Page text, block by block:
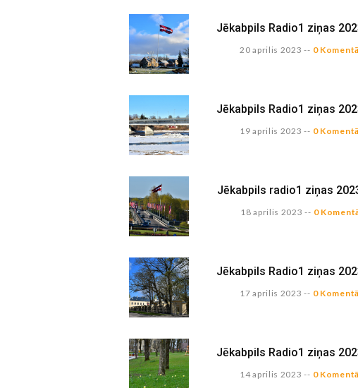
Jēkabpils Radio1 ziņas
20 aprilis 2023 -- 0
Jēkabpils Radio1 ziņas
19 aprilis 2023 -- 0
Jēkabpils radio1 ziņas
18 aprilis 2023 -- 0
Jēkabpils Radio1 ziņas
17 aprilis 2023 -- 0
Jēkabpils Radio1 ziņas
14 aprilis 2023 -- 0